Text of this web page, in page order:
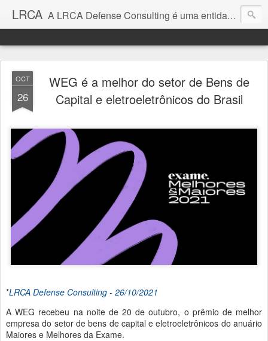
LRCA A LRCA Defense Consulting é uma entidade sem fins lucrativos que se dedica a produzir e divulgar notícias e análises sobre as Empresas de Defesa. Não somos jornalistas e nem este é um blog jornalístico.
OCT
26
WEG é a melhor do setor de Bens de
Capital e eletroeletrônicos do Brasil
*LRCA Defense Consulting - 26/10/2021
A WEG recebeu na noite de 20 de outubro, o prêmio de melhor
empresa do setor de bens de capital e eletroeletrônicos do anuário
Maiores e Melhores da Exame.